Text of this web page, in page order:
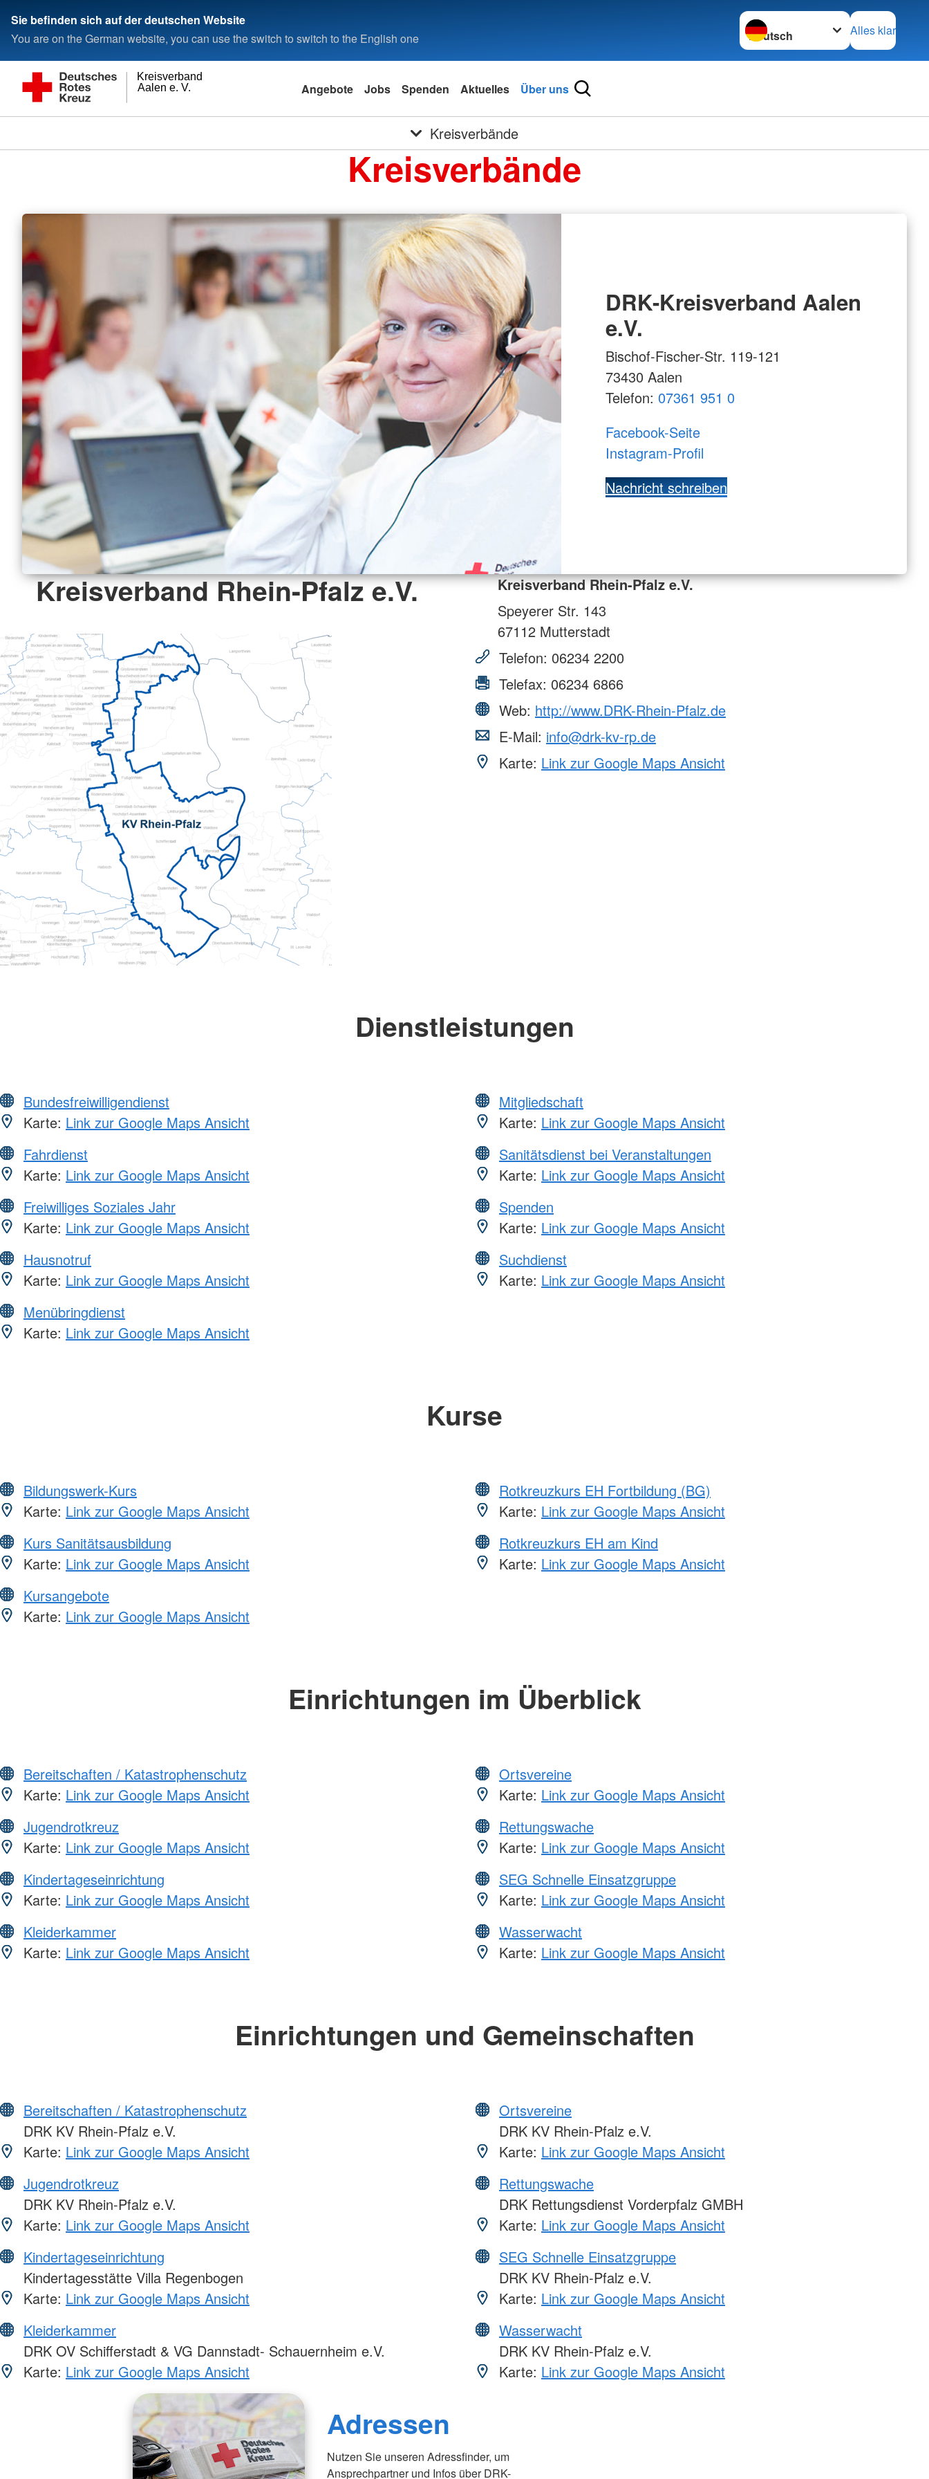
Sie befinden sich auf der deutschen Website
You are on the German website, you can use the switch to switch to the English one
Sprache wechseln zu
Alles klar
Aalen e. V.
Kreisverband
Angebote Jobs Spenden Aktuelles Über uns
Kreisverbände
Kreisverbände
DRK-Kreisverband Aalen
e.V.
Bischof-Fischer-Str. 119-121
73430 Aalen
Telefon: 07361 951 0
Facebook-Seite
Instagram-Profil
Nachricht schreiben
Kreisverband Rhein-Pfalz e.V.
Kreisverband Rhein-Pfalz e.V.
Speyerer Str. 143
67112 Mutterstadt
Telefon: 06234 2200
Telefax: 06234 6866
Web: http://www.DRK-Rhein-Pfalz.de
E-Mail: info@drk-kv-rp.de
Karte: Link zur Google Maps Ansicht
Dienstleistungen
Bundesfreiwilligendienst
Karte: Link zur Google Maps Ansicht
Fahrdienst
Karte: Link zur Google Maps Ansicht
Freiwilliges Soziales Jahr
Karte: Link zur Google Maps Ansicht
Hausnotruf
Karte: Link zur Google Maps Ansicht
Menübringdienst
Karte: Link zur Google Maps Ansicht
Mitgliedschaft
Karte: Link zur Google Maps Ansicht
Sanitätsdienst bei Veranstaltungen
Karte: Link zur Google Maps Ansicht
Spenden
Karte: Link zur Google Maps Ansicht
Suchdienst
Karte: Link zur Google Maps Ansicht
Kurse
Bildungswerk-Kurs
Karte: Link zur Google Maps Ansicht
Kurs Sanitätsausbildung
Karte: Link zur Google Maps Ansicht
Kursangebote
Karte: Link zur Google Maps Ansicht
Rotkreuzkurs EH Fortbildung (BG)
Karte: Link zur Google Maps Ansicht
Rotkreuzkurs EH am Kind
Karte: Link zur Google Maps Ansicht
Einrichtungen im Überblick
Bereitschaften / Katastrophenschutz
Karte: Link zur Google Maps Ansicht
Jugendrotkreuz
Karte: Link zur Google Maps Ansicht
Kindertageseinrichtung
Karte: Link zur Google Maps Ansicht
Kleiderkammer
Karte: Link zur Google Maps Ansicht
Ortsvereine
Karte: Link zur Google Maps Ansicht
Rettungswache
Karte: Link zur Google Maps Ansicht
SEG Schnelle Einsatzgruppe
Karte: Link zur Google Maps Ansicht
Wasserwacht
Karte: Link zur Google Maps Ansicht
Einrichtungen und Gemeinschaften
Bereitschaften / Katastrophenschutz
DRK KV Rhein-Pfalz e.V.
Karte: Link zur Google Maps Ansicht
Jugendrotkreuz
DRK KV Rhein-Pfalz e.V.
Karte: Link zur Google Maps Ansicht
Kindertageseinrichtung
Kindertagesstätte Villa Regenbogen
Karte: Link zur Google Maps Ansicht
Kleiderkammer
DRK OV Schifferstadt & VG Dannstadt- Schauernheim e.V.
Karte: Link zur Google Maps Ansicht
Ortsvereine
DRK KV Rhein-Pfalz e.V.
Karte: Link zur Google Maps Ansicht
Rettungswache
DRK Rettungsdienst Vorderpfalz GMBH
Karte: Link zur Google Maps Ansicht
SEG Schnelle Einsatzgruppe
DRK KV Rhein-Pfalz e.V.
Karte: Link zur Google Maps Ansicht
Wasserwacht
DRK KV Rhein-Pfalz e.V.
Karte: Link zur Google Maps Ansicht
Adressen
Nutzen Sie unseren Adressfinder, um
Ansprechpartner und Infos über DRK-